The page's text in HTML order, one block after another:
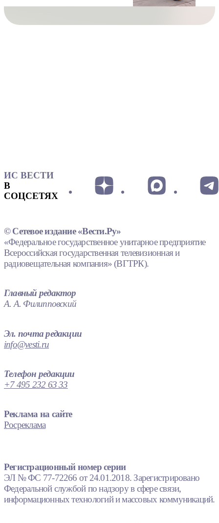
ИС ВЕСТИ
В
СОЦСЕТЯХ
© Сетевое издание «Вести.Ру»
«Федеральное государственное унитарное предприятие
Всероссийская государственная телевизионная и
радиовещательная компания» (ВГТРК).
Главный редактор
А. А. Филипповский
Эл. почта редакции
info@vesti.ru
Телефон редакции
+7 495 232 63 33
Реклама на сайте
Росреклама
Регистрационный номер серии
ЭЛ № ФС 77-72266 от 24.01.2018. Зарегистрировано
Федеральной службой по надзору в сфере связи,
информационных технологий и массовых коммуникаций.